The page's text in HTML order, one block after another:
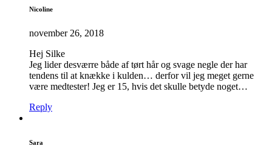
Nicoline
november 26, 2018
Hej Silke
Jeg lider desværre både af tørt hår og svage negle der har
tendens til at knække i kulden… derfor vil jeg meget gerne
være medtester! Jeg er 15, hvis det skulle betyde noget…
Reply
Sara